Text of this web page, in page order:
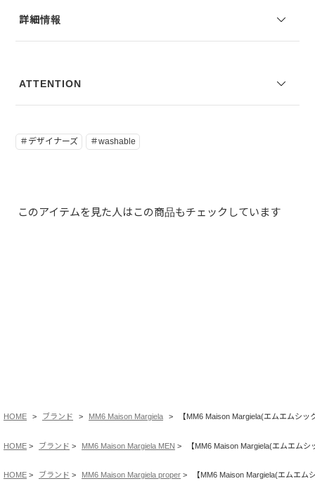
※写真は実際のカラーと若干相違する場合がございます。あらかじめ
ご了承ください。
詳細情報
ATTENTION
＃デザイナーズ ＃washable
このアイテムを見た人はこの商品もチェックしています
HOME ブランド MM6 Maison Margiela 【MM6 Maison Margiela(エムエムシ
HOME ブランド MM6 Maison Margiela MEN 【MM6 Maison Margiela(エムエム
HOME ブランド MM6 Maison Margiela proper 【MM6 Maison Margiela(エムエ